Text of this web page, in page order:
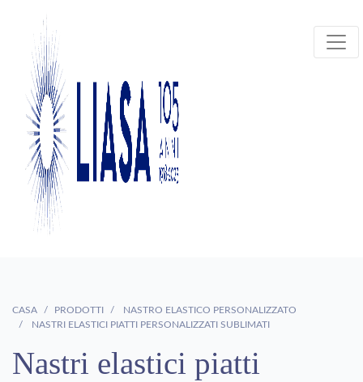
CASA PRODOTTI
NASTRO ELASTICO PERSONALIZZATO
NASTRI ELASTICI PIATTI PERSONALIZZATI SUBLIMATI
Nastri elastici piatti